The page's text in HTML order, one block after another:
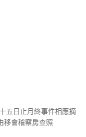
五日止月終事件相應摘
移會稽察房查照